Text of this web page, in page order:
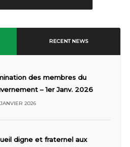
RECENT NEWS
des membres du
– 1er Janv. 2026
2026
digne et fraternel aux